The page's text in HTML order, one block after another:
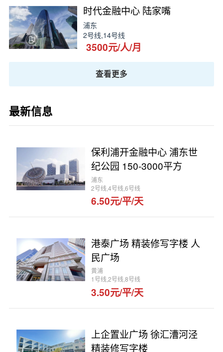
时代金融中心 陆家嘴
浦东
2号线,14号线
3500元/人/月
查看更多
最新信息
保利浦开金融中心 浦东世
纪公园 150-3000平方
浦东
2号线,4号线,6号线
6.50元/平/天
港泰广场 精装修写字楼 人
民广场
黄浦
1号线,2号线,8号线
3.50元/平/天
上企置业广场 徐汇漕河泾
精装修写字楼